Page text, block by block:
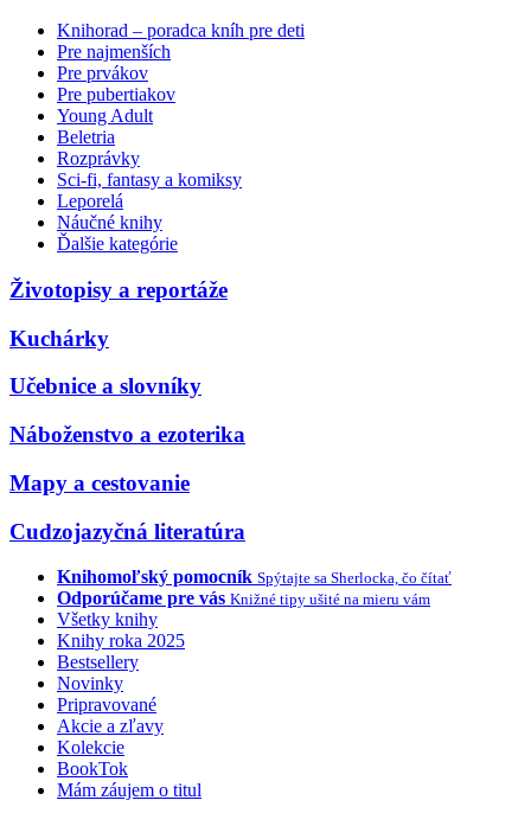
Knihorad – poradca kníh pre deti
Pre najmenších
Pre prvákov
Pre pubertiakov
Young Adult
Beletria
Rozprávky
Sci-fi, fantasy a komiksy
Leporelá
Náučné knihy
Ďalšie kategórie
Životopisy a reportáže
Kuchárky
Učebnice a slovníky
Náboženstvo a ezoterika
Mapy a cestovanie
Cudzojazyčná literatúra
Knihomoľský pomocník Spýtajte sa Sherlocka, čo čítať
Odporúčame pre vás Knižné tipy ušité na mieru vám
Všetky knihy
Knihy roka 2025
Bestsellery
Novinky
Pripravované
Akcie a zľavy
Kolekcie
BookTok
Mám záujem o titul